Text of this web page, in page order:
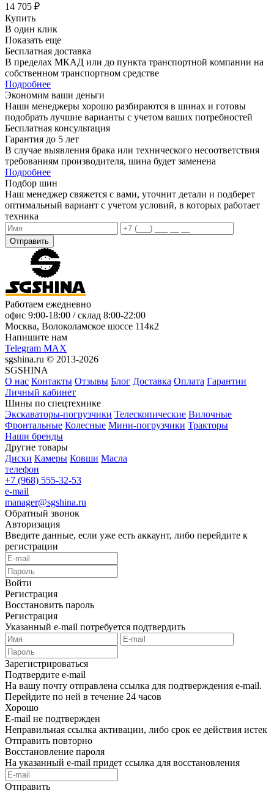
14 705 ₽
Купить
В один клик
Показать еще
Бесплатная доставка
В пределах МКАД или до пункта транспортной компании на
собственном транспортном средстве
Подробнее
Экономим ваши деньги
Наши менеджеры хорошо разбираются в шинах и готовы
подобрать лучшие варианты с учетом ваших потребностей
Бесплатная консультация
Гарантия до 5 лет
В случае выявления брака или технического несоответствия
требованиям производителя, шина будет заменена
Подробнее
Подбор шин
Наш менеджер свяжется с вами, уточнит детали и подберет
оптимальный вариант с учетом условий, в которых работает
техника
Отправить
Работаем ежедневно
офис 9:00-18:00 / склад 8:00-22:00
Москва, Волоколамское шоссе 114к2
Напишите нам
Telegram MAX
sgshina.ru © 2013-2026
SGSHINA
О нас Контакты Отзывы Блог Доставка Оплата Гарантии
Личный кабинет
Шины по спецтехнике
Экскаваторы-погрузчики Телескопические Вилочные
Фронтальные Колесные Мини-погрузчики Тракторы
Наши бренды
Другие товары
Диски Камеры Ковши Масла
телефон
+7 (968) 555-32-53
e-mail
manager@sgshina.ru
Обратный звонок
Авторизация
Введите данные, если уже есть аккаунт, либо перейдите к
регистрации
Войти
Регистрация
Восстановить пароль
Регистрация
Указанный e-mail потребуется подтвердить
Зарегистрироваться
Подтвердите e-mail
На вашу почту отправлена ссылка для подтверждения e-mail.
Перейдите по ней в течение 24 часов
Хорошо
E-mail не подтвержден
Неправильная ссылка активации, либо срок ее действия истек
Отправить повторно
Восстановление пароля
На указанный e-mail придет ссылка для восстановления
Отправить